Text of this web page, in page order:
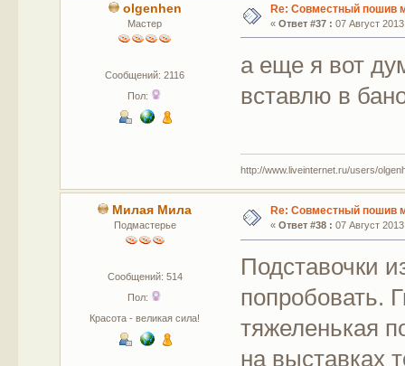
olgenhen
Мастер
Сообщений: 2116
Пол:
Re: Совместный пошив
« Ответ #37 : 07 Август
а еще я вот
вставлю в
http://www.liveinternet.ru/users/
Милая Мила
Подмастерье
Сообщений: 514
Пол:
Красота - великая сила!
Re: Совместный пошив
« Ответ #38 : 07 Август
Подставочки
попробовать.
тяжеленькая
на выставках